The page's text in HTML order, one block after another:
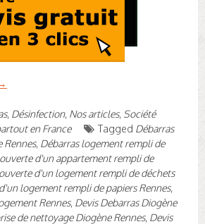
, Désinfection, Nos articles, Société
en France
Tagged Débarras
Rennes, Débarras logement rempli de
d'un appartement rempli de
d'un logement rempli de déchets
logement rempli de papiers Rennes,
Rennes, Devis Debarras Diogène
de nettoyage Diogène Rennes, Devis